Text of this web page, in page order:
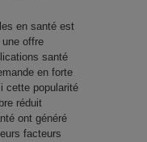
en santé est
offre
santé
en forte
cette popularité
réduit
ont généré
facteurs